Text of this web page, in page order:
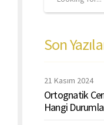
Son
21 Kasım 2024
Ortognatik
Hangi